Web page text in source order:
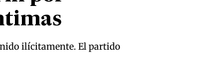
ilícitamente. El partido